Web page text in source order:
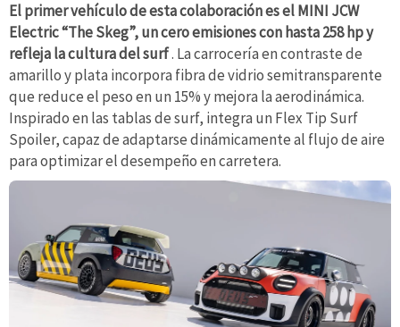
El primer vehículo de esta colaboración es el MINI JCW
Electric “The Skeg”, un cero emisiones con hasta 258 hp y
refleja la cultura del surf. La carrocería en contraste de
amarillo y plata incorpora fibra de vidrio semitransparente
que reduce el peso en un 15% y mejora la aerodinámica.
Inspirado en las tablas de surf, integra un Flex Tip Surf
Spoiler, capaz de adaptarse dinámicamente al flujo de aire
para optimizar el desempeño en carretera.